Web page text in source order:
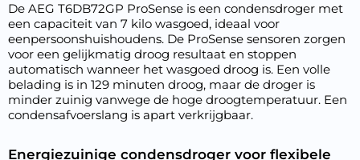
De AEG T6DB72GP ProSense is een condensdroger met
een capaciteit van 7 kilo wasgoed, ideaal voor
eenpersoonshuishoudens. De ProSense sensoren zorgen
voor een gelijkmatig droog resultaat en stoppen
automatisch wanneer het wasgoed droog is. Een volle
belading is in 129 minuten droog, maar de droger is
minder zuinig vanwege de hoge droogtemperatuur. Een
condensafvoerslang is apart verkrijgbaar.
Energiezuinige condensdroger voor flexibele